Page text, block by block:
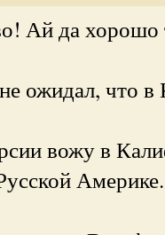
Ай да хорошо
ожидал, что в
вожу в
Америке.